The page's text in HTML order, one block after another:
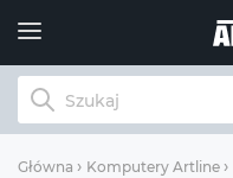
Główna Komputery Artline